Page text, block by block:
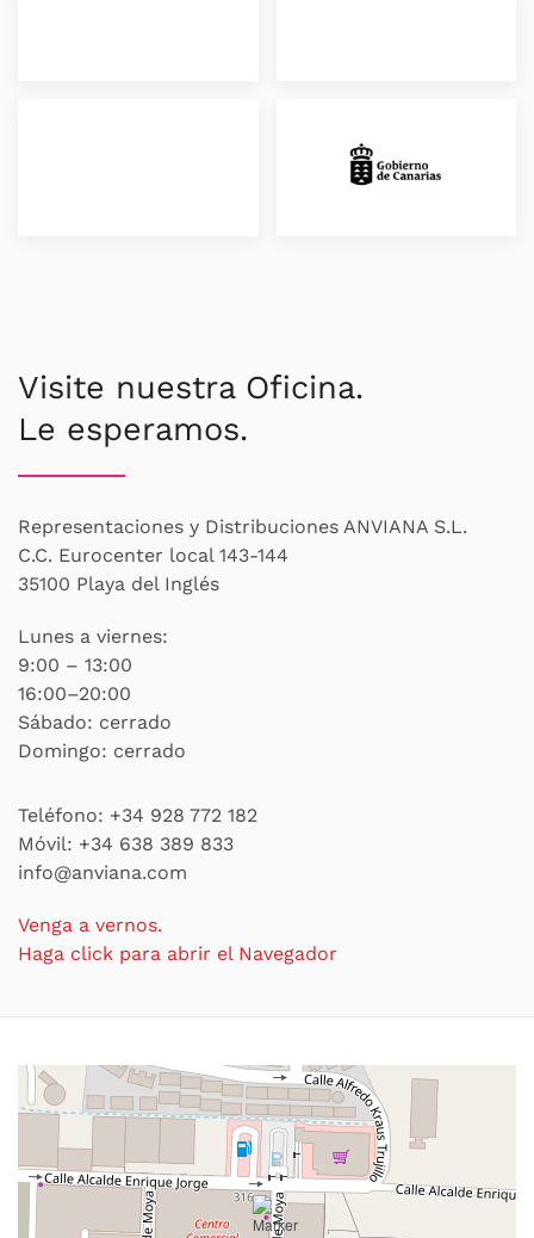
Visite nuestra Oficina.
Le esperamos.
Representaciones y Distribuciones ANVIANA S.L.
C.C. Eurocenter local 143-144
35100 Playa del Inglés
Lunes a viernes:
9:00 – 13:00
16:00–20:00
Sábado: cerrado
Domingo: cerrado
Teléfono: +34 928 772 182
Móvil: +34 638 389 833
info@anviana.com
Venga a vernos.
Haga click para abrir el Navegador